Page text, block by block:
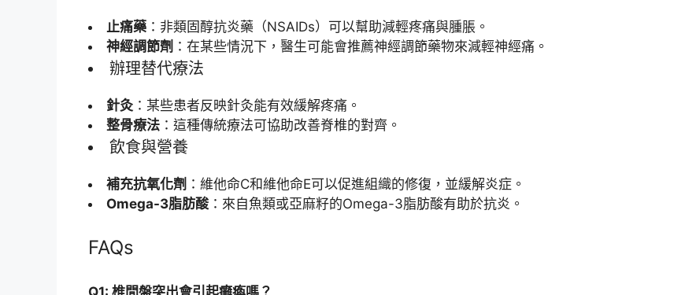
止痛藥 ：非類固醇抗炎藥（NSAIDs）可以幫助減輕疼痛與腫脹。
神經調節劑 ：在某些情況下，醫生可能會推薦神經調節藥物來減輕神經痛。
辦理替代療法
針灸 ：某些患者反映針灸能有效緩解疼痛。
整骨療法 ：這種傳統療法可協助改善脊椎的對齊。
飲食與營養
補充抗氧化劑 ：維他命C和維他命E可以促進組織的修復，並緩解炎症。
Omega-3脂肪酸 ：來自魚類或亞麻籽的Omega-3脂肪酸有助於抗炎。
FAQs
Q1: 椎間盤突出會引起癱瘓嗎？